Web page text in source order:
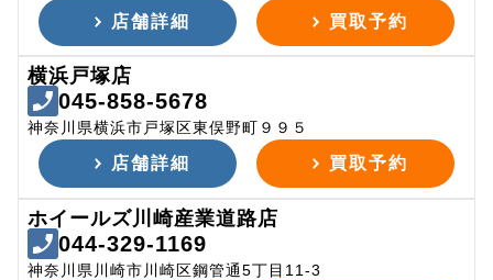
店舗詳細 買取予約
横浜戸塚店
045-858-5678
神奈川県横浜市戸塚区東俣野町９９５
店舗詳細 買取予約
ホイールズ川崎産業道路店
044-329-1169
神奈川県川崎市川崎区鋼管通5丁目11-3